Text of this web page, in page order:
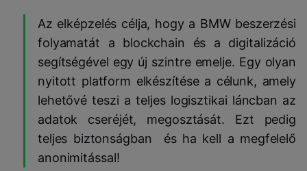
Az elképzelés célja, hogy a BMW beszerzési
folyamatát a blockchain és a digitalizáció
segítségével egy új szintre emelje. Egy olyan
nyitott platform elkészítése a célunk, amely
lehetővé teszi a teljes logisztikai láncban az
adatok cseréjét, megosztását. Ezt pedig
teljes biztonságban és ha kell a megfelelő
anonimitással!